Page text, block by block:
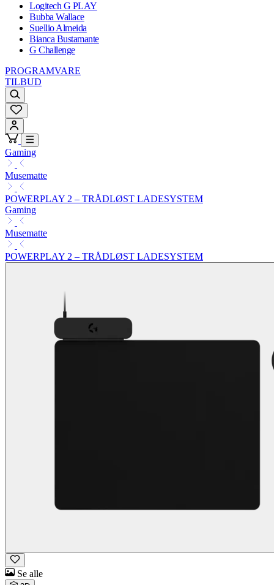
Logitech G PLAY
Bubba Wallace
Suellio Almeida
Bianca Bustamante
G Challenge
PROGRAMVARE
TILBUD
Gaming
Musematte
POWERPLAY 2 – TRÅDLØST LADESYSTEM
Gaming
Musematte
POWERPLAY 2 – TRÅDLØST LADESYSTEM
Se alle